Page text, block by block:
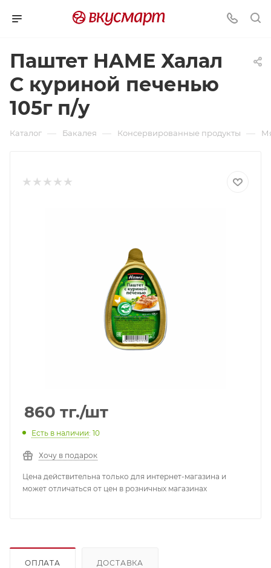
Паштет HAME Халал
С куриной печенью
105г п/у
Каталог — Бакалея — Консервированные продукты —
860 тг./шт
Есть в наличии: 10
Хочу в подарок
Цена действительна только для интернет-магазина и
может отличаться от цен в розничных магазинах
ОПЛАТА ДОСТАВКА